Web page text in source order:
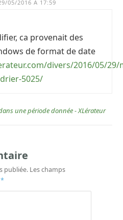
05/2016 À 17:59
ca provenait des
de format de date
divers/2016/05/29/
5025/
une période donnée - XLérateur
publiée. Les champs
*